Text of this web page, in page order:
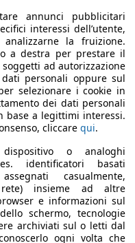
alla
un’azienda che ha
di riferimento per gli
zona degli Stati
di Techart creati sulla
due,
tuning della già
potente della nuova
la 911 GT2 di nuova
la Techart GTstreet R è
e il bodykit che ha
la sua
estetico della 911
annunci pubblicitari
interessi dell’utente,
la fruizione.
a destra per prestare il
soggetti ad autorizzazione
personali oppure sul
selezionare i cookie in
dei dati personali
base a legittimi interessi.
cliccare qui.
o analoghi
identificatori basati
casualmente,
insieme ad altre
e informazioni sul
schermo, tecnologie
archiviati sul o letti dal
ogni volta che